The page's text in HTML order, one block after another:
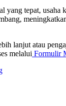
yang tepat, usaha
lanjut atau
melalui Formulir